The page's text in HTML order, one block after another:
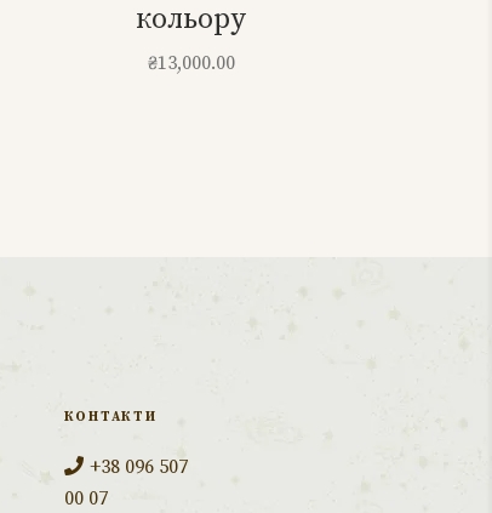
кольору
₴13,000.00
КОНТАКТИ
+38 096 507
00 07